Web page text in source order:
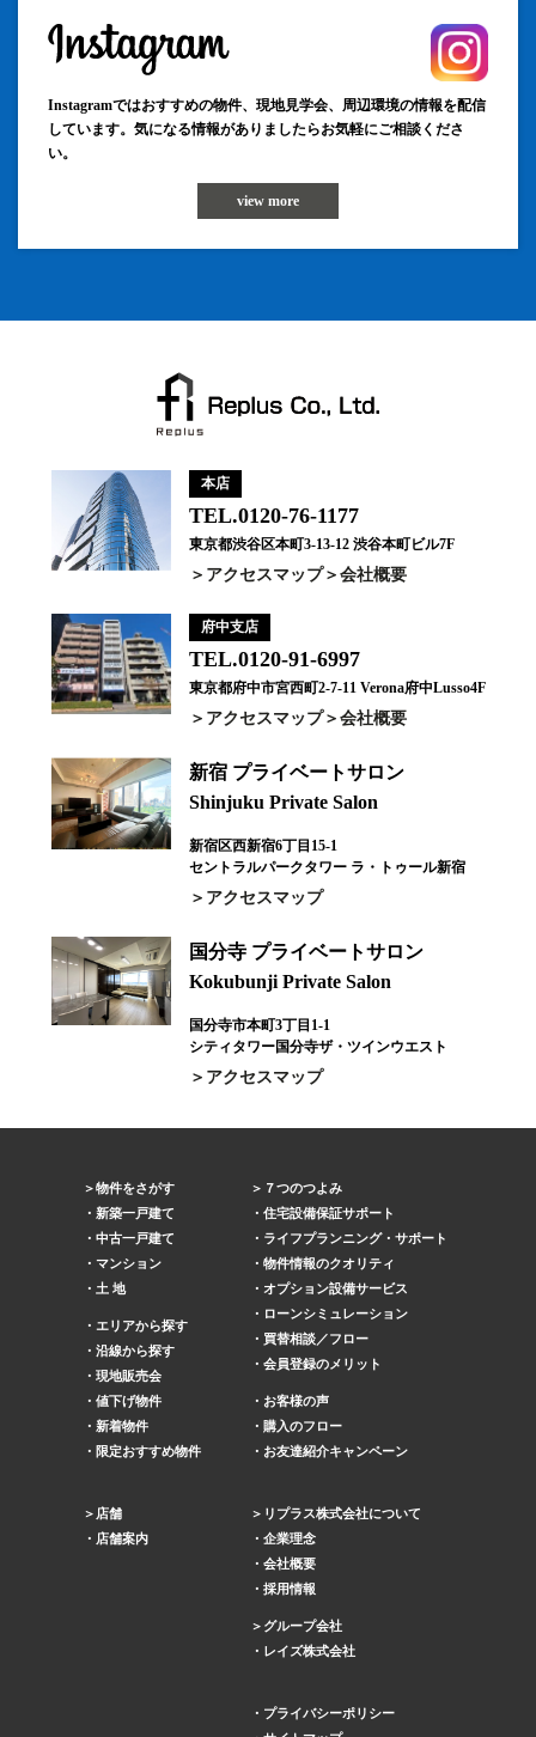
Instagramではおすすめの物件、現地見学会、周辺環境の情報を配信
しています。気になる情報がありましたらお気軽にご相談くださ
い。
view more
本店
TEL.0120-76-1177
東京都渋谷区本町3-13-12 渋谷本町ビル7F
アクセスマップ 会社概要
府中支店
TEL.0120-91-6997
東京都府中市宮西町2-7-11 Verona府中Lusso4F
アクセスマップ 会社概要
新宿 プライベートサロン
Shinjuku Private Salon
新宿区西新宿6丁目15-1
セントラルパークタワー ラ・トゥール新宿
アクセスマップ
国分寺 プライベートサロン
Kokubunji Private Salon
国分寺市本町3丁目1-1
シティタワー国分寺ザ・ツインウエスト
アクセスマップ
物件をさがす
新築一戸建て
中古一戸建て
マンション
土 地
エリアから探す
沿線から探す
現地販売会
値下げ物件
新着物件
限定おすすめ物件
７つのつよみ
住宅設備保証サポート
ライフプランニング・サポート
物件情報のクオリティ
オプション設備サービス
ローンシミュレーション
買替相談／フロー
会員登録のメリット
お客様の声
購入のフロー
お友達紹介キャンペーン
店舗
店舗案内
リプラス株式会社について
企業理念
会社概要
採用情報
グループ会社
レイズ株式会社
プライバシーポリシー